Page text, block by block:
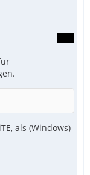
als (Windows)